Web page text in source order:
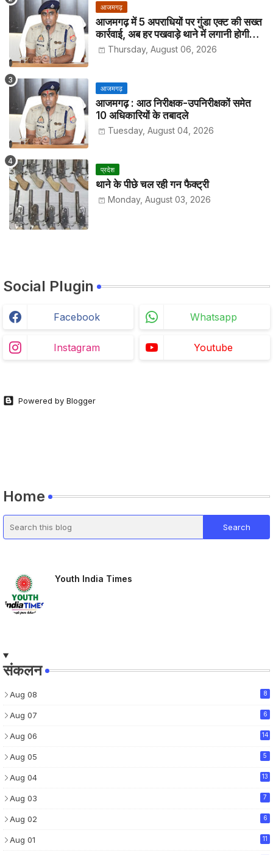
आजमगढ़
आजमगढ़ में 5 अपराधियों पर गुंडा एक्ट की सख्त
कार्रवाई, अब हर पखवाड़े थाने में लगानी होगी
हाजिरीThursday, August 06, 2026
आजमगढ़
आजमगढ़ : आठ निरीक्षक-उपनिरीक्षकों समेत
10 अधिकारियों के तबादले
Tuesday, August 04, 2026
प्रदेश
थाने के पीछे चल रही गन फैक्ट्री
Monday, August 03, 2026
Social Plugin
Facebook Whatsapp
Instagram Youtube
Powered by Blogger
Home
Youth India Times
संकलन
Aug 08 8
Aug 07 6
Aug 06 14
Aug 05 5
Aug 04 13
Aug 03 7
Aug 02 6
Aug 01 11